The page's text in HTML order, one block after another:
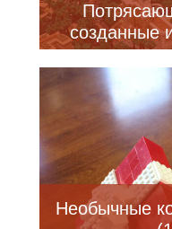
созданные
Необычные